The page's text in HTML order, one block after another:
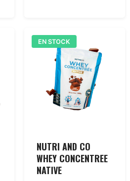
EN STOCK
NUTRI AND CO
WHEY CONCENTREE
NATIVE